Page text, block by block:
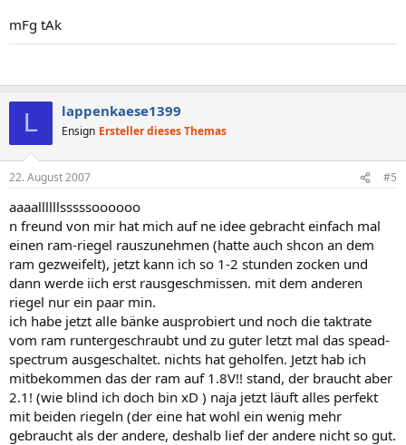
mFg tAk
L lappenkaese1399
Ensign Ersteller dieses Themas
22. August 2007 #5
aaaallllllsssssoooooo
n freund von mir hat mich auf ne idee gebracht einfach mal
einen ram-riegel rauszunehmen (hatte auch shcon an dem
ram gezweifelt), jetzt kann ich so 1-2 stunden zocken und
dann werde iich erst rausgeschmissen. mit dem anderen
riegel nur ein paar min.
ich habe jetzt alle bänke ausprobiert und noch die taktrate
vom ram runtergeschraubt und zu guter letzt mal das spead-
spectrum ausgeschaltet. nichts hat geholfen. Jetzt hab ich
mitbekommen das der ram auf 1.8V!! stand, der braucht aber
2.1! (wie blind ich doch bin xD ) naja jetzt läuft alles perfekt
mit beiden riegeln (der eine hat wohl ein wenig mehr
gebraucht als der andere, deshalb lief der andere nicht so gut.